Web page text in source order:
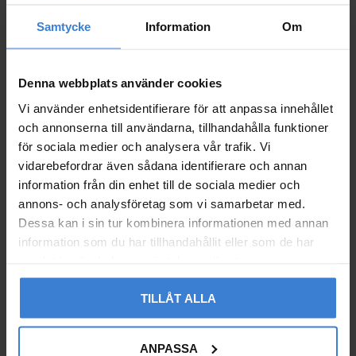
Samtycke Information Om
Denna webbplats använder cookies
Vi använder enhetsidentifierare för att anpassa innehållet
och annonserna till användarna, tillhandahålla funktioner
för sociala medier och analysera vår trafik. Vi
vidarebefordrar även sådana identifierare och annan
information från din enhet till de sociala medier och
annons- och analysföretag som vi samarbetar med.
Dessa kan i sin tur kombinera informationen med annan
information som du har tillhandahållit eller som de har
TILLÅT ALLA
ANPASSA
Duschblandare Pure 38
Krom Hafa
1 919KR
Lägg till i favoriter
Duschblandare Pure 38
Lägg
Duschblandare Smart
Duschblandare Smart